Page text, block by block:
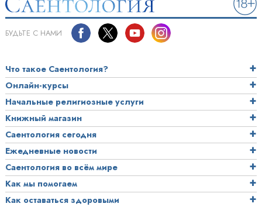
БУДЬТЕ С НАМИ
Что такое Саентология?
Онлайн-курсы
Начальные религиозные услуги
Книжный магазин
Саентология сегодня
Ежедневные новости
Саентология во всём мире
Как мы помогаем
Как оставаться здоровыми